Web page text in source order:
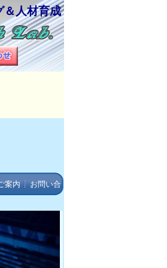
＆人材育成
案内
お問い合